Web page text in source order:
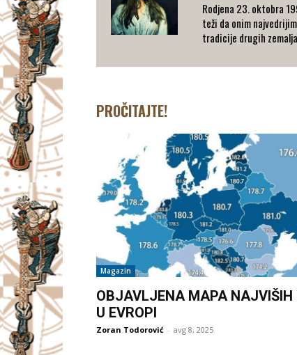
Rodjena 23. oktobra
teži da onim
tradicije drugih
PROČITAJTE!
Magazin
OBJAVLJENA MAPA NAJVIŠIH
U EVROPI
Zoran Todorović - avg 8, 2025